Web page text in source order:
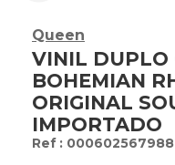
Queen
VINIL DUPLO
BOHEMIAN
ORIGINAL
IMPORTADO
: